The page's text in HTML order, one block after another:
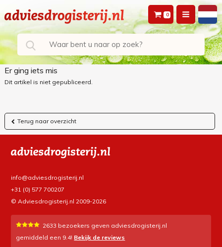
0
Er ging iets mis
Dit artikel is niet gepubliceerd.
Terug naar overzicht
info@adviesdrogisterij.nl
+31 (0) 577 700207
© Adviesdrogisterij.nl 2009-2026
2633 bezoekers geven adviesdrogisterij.nl
gemiddeld een 9.4! Bekijk de reviews